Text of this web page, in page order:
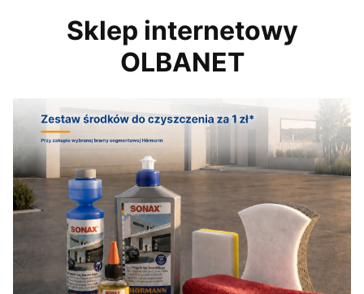
Sklep internetowy
OLBANET